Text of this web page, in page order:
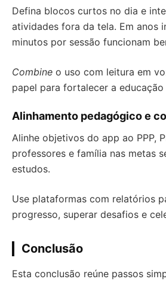
Defina blocos curtos no dia e
atividades fora da tela. Em anos
minutos por sessão funcionam
Combine o uso com leitura em
papel para fortalecer a educação
Alinhamento pedagógico e
Alinhe objetivos do app ao PPP,
professores e família nas metas
estudos.
Use plataformas com relatórios
progresso, superar desafios e
Conclusão
Esta conclusão reúne passos